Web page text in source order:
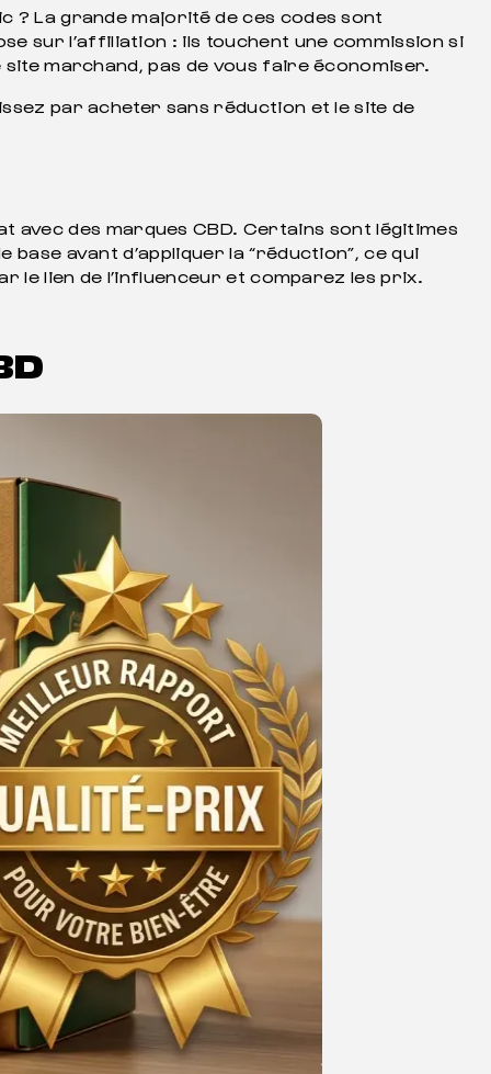
? La grande majorité de ces codes sont
sur l’affiliation : ils touchent une commission si
marchand, pas de vous faire économiser.
par acheter sans réduction et le site de
des marques CBD. Certains sont légitimes
avant d’appliquer la “réduction”, ce qui
le lien de l’influenceur et comparez les prix.